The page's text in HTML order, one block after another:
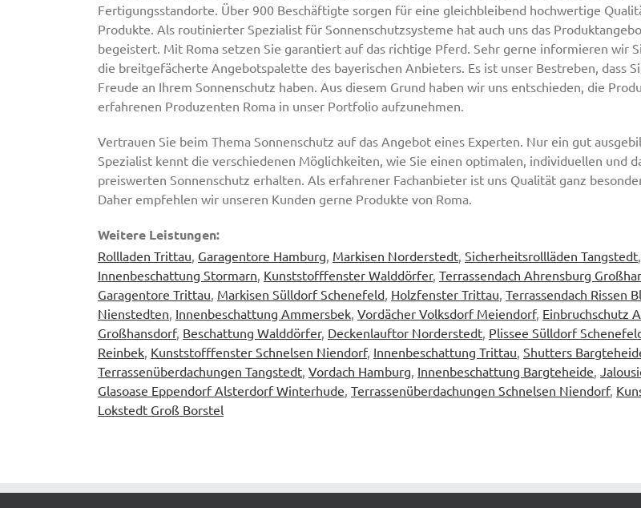
Fertigungsstandorte. Über 900 Beschäftigte sorgen für eine gleichbleibend hochwertige
Produkte. Als routinierter Spezialist für Sonnenschutzsysteme hat auch uns das
begeistert. Mit Roma setzen Sie garantiert auf das richtige Pferd. Sehr gerne informieren wir
die breitgefächerte Angebotspalette des bayerischen Anbieters. Es ist unser Bestreben, dass
Freude an Ihrem Sonnenschutz haben. Aus diesem Grund haben wir uns entschieden, die
erfahrenen Produzenten Roma in unser Portfolio aufzunehmen.
Vertrauen Sie beim Thema Sonnenschutz auf das Angebot eines Experten. Nur ein gut
Spezialist kennt die verschiedenen Möglichkeiten, wie Sie einen optimalen, individuellen und
preiswerten Sonnenschutz erhalten. Als erfahrener Fachanbieter ist uns Qualität ganz
Daher empfehlen wir unseren Kunden gerne Produkte von Roma.
Weitere Leistungen:
Rollladen Trittau Garagentore Hamburg Markisen Norderstedt Sicherheitsrollläden Tangstedt
Innenbeschattung Stormarn Kunststofffenster Walddörfer, Terrassendach Ahrensburg
Garagentore Trittau Markisen Sülldorf Schenefeld Holzfenster Trittau Terrassendach Rissen
Nienstedten Innenbeschattung Ammersbek Vordächer Volksdorf Meiendorf, Einbruchschutz
Großhansdorf, Beschattung Walddörfer, Deckenlauftor Norderstedt Plissee Sülldorf
Reinbek Kunststofffenster Schnelsen Niendorf, Innenbeschattung Trittau Shutters
Terrassenüberdachungen Tangstedt Vordach Hamburg Innenbeschattung Bargteheide
Glasoase Eppendorf Alsterdorf Winterhude Terrassenüberdachungen Schnelsen Niendorf,
Lokstedt Groß Borstel